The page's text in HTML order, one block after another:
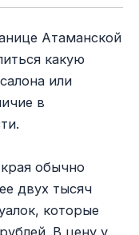
Атаманской
какую
или
в
обычно
двух тысяч
которые
В цену у